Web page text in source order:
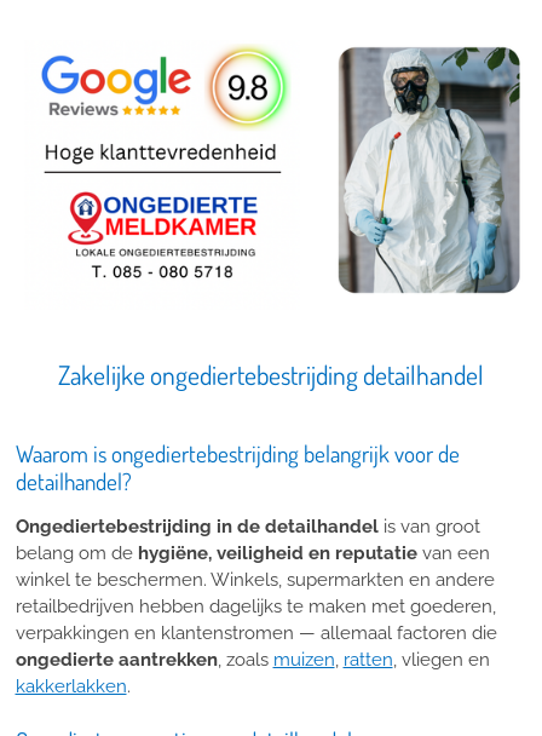
Zakelijke ongediertebestrijding detailhandel
Waarom is ongediertebestrijding belangrijk voor de
detailhandel?
Ongediertebestrijding in de detailhandelis van groot
belang om de hygiëne, veiligheid en reputatievan een
winkel te beschermen. Winkels, supermarkten en andere
retailbedrijven hebben dagelijks te maken met goederen,
verpakkingen en klantenstromen — allemaal factoren die
ongedierte aantrekken, zoals muizen ratten , vliegen en
kakkerlakken.